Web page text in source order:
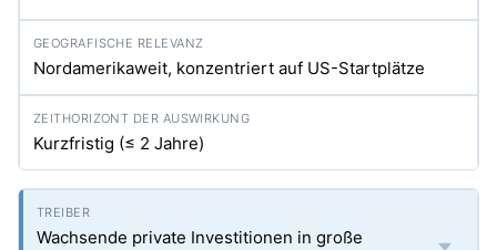
Nordamerikaweit, konzentriert auf US-Startplätze
Kurzfristig (≤ 2 Jahre)
Wachsende private Investitionen in große